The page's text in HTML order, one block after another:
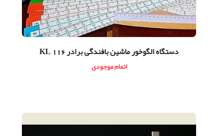
دستگاه الگوخور ماشین بافندگی برادر KL 116
اتمام موجودی